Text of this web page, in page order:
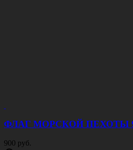
ФЛАГ МОРСКОЙ ПЕХОТЫ
900 руб.